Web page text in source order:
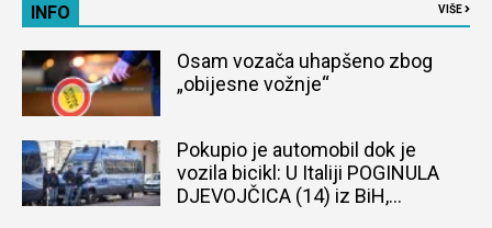
INFO VIŠE
Osam vozača uhapšeno zbog
„obijesne vožnje“
Pokupio je automobil dok je
vozila bicikl: U Italiji POGINULA
DJEVOJČICA (14) iz BiH,